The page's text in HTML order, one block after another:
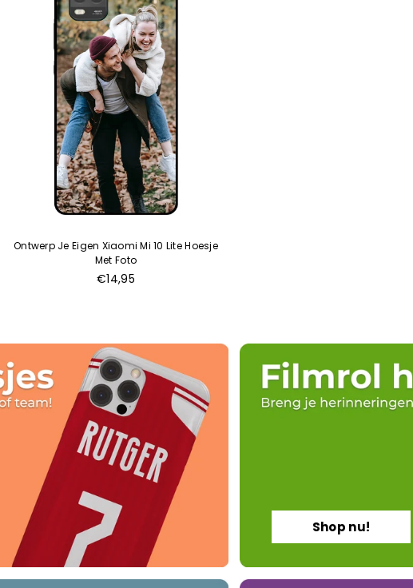
Ontwerp Je Eigen Xiaomi Mi 10 Lite Hoesje
Met Foto
Normale
€14,95
Shop nu!